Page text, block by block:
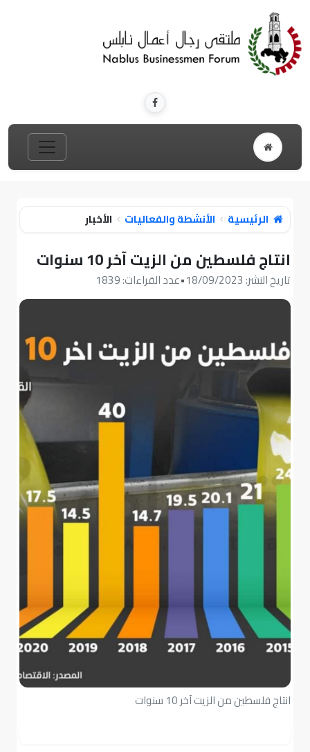
الرئيسية الأنشطة والفعاليات الأخبار
انتاج فلسطين من الزيت آخر 10 سنوات
تاريخ النشر: 18/09/2023 •عدد القراءات: 1839
انتاج فلسطين من الزيت آخر 10 سنوات